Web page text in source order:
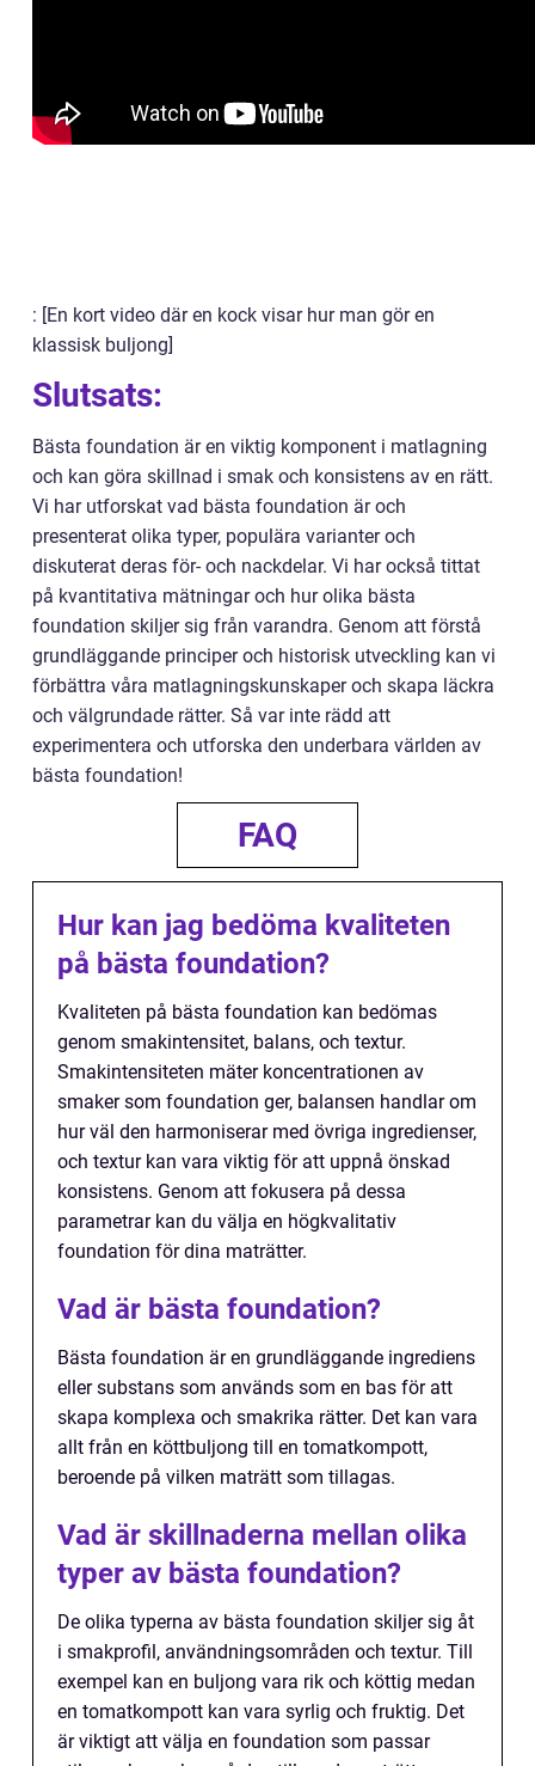
: [En kort video där en kock visar hur man gör en
klassisk buljong]
Slutsats:
Bästa foundation är en viktig komponent i matlagning
och kan göra skillnad i smak och konsistens av en rätt.
Vi har utforskat vad bästa foundation är och
presenterat olika typer, populära varianter och
diskuterat deras för- och nackdelar. Vi har också tittat
på kvantitativa mätningar och hur olika bästa
foundation skiljer sig från varandra. Genom att förstå
grundläggande principer och historisk utveckling kan vi
förbättra våra matlagningskunskaper och skapa läckra
och välgrundade rätter. Så var inte rädd att
experimentera och utforska den underbara världen av
bästa foundation!
FAQ
Hur kan jag bedöma kvaliteten
på bästa foundation?
Kvaliteten på bästa foundation kan bedömas
genom smakintensitet, balans, och textur.
Smakintensiteten mäter koncentrationen av
smaker som foundation ger, balansen handlar om
hur väl den harmoniserar med övriga ingredienser,
och textur kan vara viktig för att uppnå önskad
konsistens. Genom att fokusera på dessa
parametrar kan du välja en högkvalitativ
foundation för dina maträtter.
Vad är bästa foundation?
Bästa foundation är en grundläggande ingrediens
eller substans som används som en bas för att
skapa komplexa och smakrika rätter. Det kan vara
allt från en köttbuljong till en tomatkompott,
beroende på vilken maträtt som tillagas.
Vad är skillnaderna mellan olika
typer av bästa foundation?
De olika typerna av bästa foundation skiljer sig åt
i smakprofil, användningsområden och textur. Till
exempel kan en buljong vara rik och köttig medan
en tomatkompott kan vara syrlig och fruktig. Det
är viktigt att välja en foundation som passar